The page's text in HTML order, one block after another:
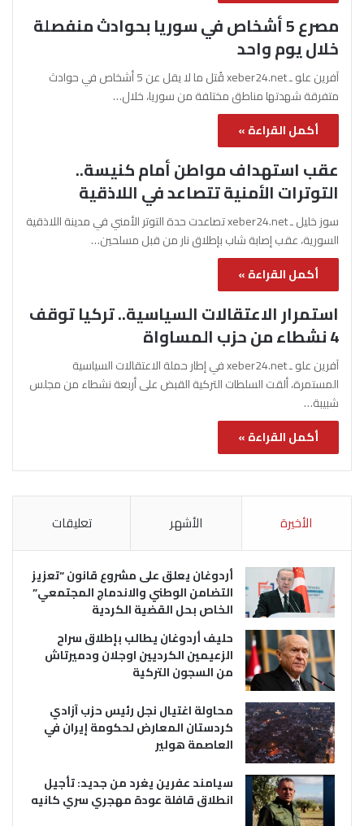
مصرع 5 أشخاص في سوريا بحوادث منفصلة
خلال يوم واحد
آفرين علو ـ xeber24.net قُتل ما لا يقل عن 5 أشخاص في حوادث
متفرقة شهدتها مناطق مختلفة من سوريا، خلال…
أكمل القراءة »
عقب استهداف مواطن أمام كنيسة..
التوترات الأمنية تتصاعد في اللاذقية
سوز خليل ـ xeber24.net تصاعدت حدة التوتر الأمني في مدينة اللاذقية
السورية، عقب إصابة شاب بإطلاق نار من قبل مسلحين…
أكمل القراءة »
استمرار الاعتقالات السياسية.. تركيا توقف
4 نشطاء من حزب المساواة
آفرين علو ـ xeber24.net في إطار حملة الاعتقالات السياسية
المستمرة، ألقت السلطات التركية القبض على أربعة نشطاء من مجلس
شبيبة…
أكمل القراءة »
الأخيرة الأشهر تعليقات
أردوغان يعلق على مشروع قانون “تعزيز
التضامن الوطني والاندماج المجتمعي”
الخاص بحل القضية الكردية
حليف أردوغان يطالب بإطلاق سراح
الزعيمين الكرديين اوجلان ودميرتاش
من السجون التركية
محاولة اغتيال نجل رئيس حزب آزادي
كردستان المعارض لحكومة إيران في
العاصمة هولير
سيامند عفرين يغرد من جديد: تأجيل
انطلاق قافلة عودة مهجري سري كانيه